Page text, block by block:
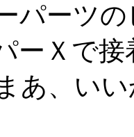
パーツ
ーＸで
あ、い